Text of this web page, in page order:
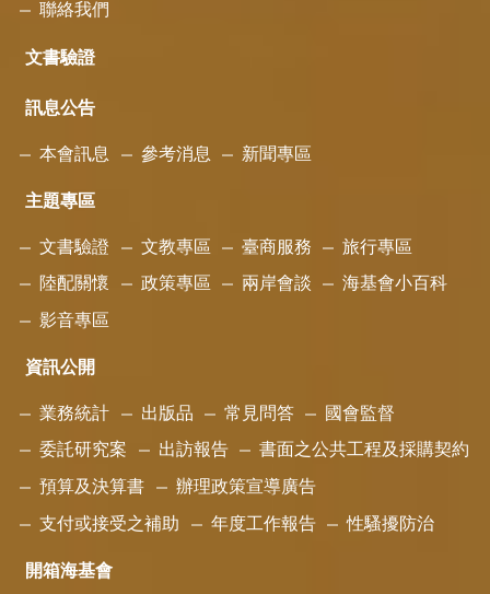
聯絡我們
文書驗證
訊息公告
本會訊息 參考消息 新聞專區
主題專區
文書驗證 文教專區 臺商服務 旅行專區
陸配關懷 政策專區 兩岸會談 海基會小百科
影音專區
資訊公開
業務統計 出版品 常見問答 國會監督
委託研究案 出訪報告 書面之公共工程及採購契約
預算及決算書 辦理政策宣導廣告
支付或接受之補助 年度工作報告 性騷擾防治
開箱海基會